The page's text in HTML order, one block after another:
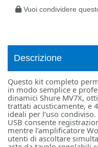
Vuoi condividere
Descrizione
Questo kit completo
in modo semplice e
dinamici Shure MV7X,
trattati acusticamente, e
ideali per l’uso
USB consente
mentre l’amplificatore
utenti di ascoltare